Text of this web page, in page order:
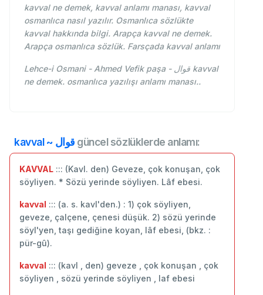
kavval ne demek, kavval anlamı manası, kavval
osmanlıca nasıl yazılır. Osmanlıca sözlükte
kavval hakkında bilgi. Arapça kavval ne demek.
Arapça osmanlıca sözlük. Farsçada kavval anlamı
Lehce-i Osmani - Ahmed Vefik paşa - قوال kavval
ne demek. osmanlıca yazılışı anlamı manası..
kavval ~ قوال güncel sözlüklerde anlamı:
KAVVAL ::: (Kavl. den) Geveze, çok konuşan, çok
söyliyen. * Sözü yerinde söyliyen. Lâf ebesi.
kavval ::: (a. s. kavl'den.) : 1) çok söyliyen,
geveze, çalçene, çenesi düşük. 2) sözü yerinde
söyl'yen, taşı gediğine koyan, lâf ebesi, (bkz. :
pür-gû).
kavval ::: (kavl , den) geveze , çok konuşan , çok
söyliyen , sözü yerinde söyliyen , laf ebesi